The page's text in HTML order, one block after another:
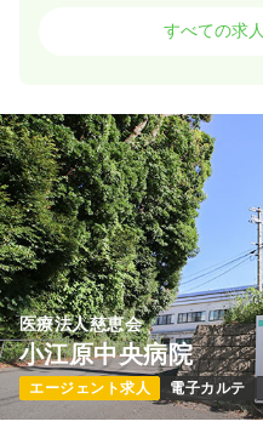
正・准看護師
給与 20.7〜24.0万円
※一例
時間 8:30～17:30（休憩60分
担当業務未経験可
月給
気になる
透析正・准看護師
日勤のみ（常勤）
すべての求
医療法人慈恵会
小江原中央病院
エージェント求人 電子カルテ